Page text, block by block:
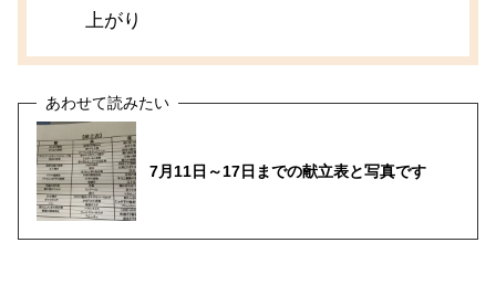
上がり
7月11日～17日までの献立表と写真です